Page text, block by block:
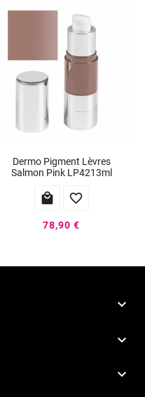
Dermo Pigment Lèvres
Salmon Pink LP4213ml
 
78,90 €


